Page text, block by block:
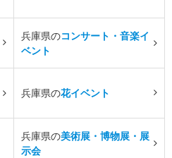
兵庫県のコンサート・音楽イ
ベント
兵庫県の花イベント
兵庫県の美術展・博物展・展
示会